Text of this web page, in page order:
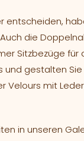
die
Sitzbezüge
und gestalten
mit Leder.
in unseren